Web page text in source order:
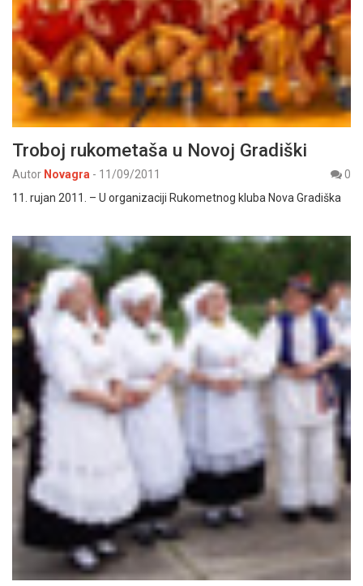
Troboj rukometaša u Novoj Gradiški
Autor Novagra - 11/09/2011
0
11. rujan 2011. – U organizaciji Rukometnog kluba Nova Gradiška